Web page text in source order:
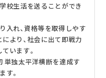
校生活を送ることができ
入れ、資格等を取得しやす
より、社会に出て即戦力
います。
単独太平洋横断を達成す
す。